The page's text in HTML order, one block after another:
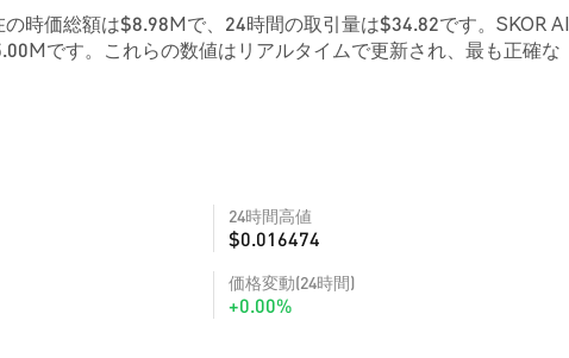
時価総額は$8.98Mで、24時間の取引量は$34.82です。SKOR AI
です。これらの数値はリアルタイムで更新され、最も正確な
24時間高値
$0.016474
価格変動(24時間)
+0.00%